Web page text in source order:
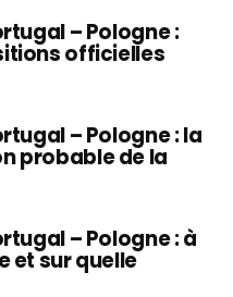
– Pologne :
officielles
– Pologne : la
probable de la
– Pologne : à
et sur quelle